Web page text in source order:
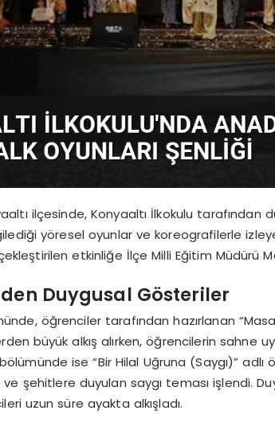
ilçesinde, Konyaaltı İlkokulu tarafından
yöresel oyunlar ve koreografilerle
etkinliğe İlçe Milli Eğitim Müdürü
Duygusal Gösteriler
öğrenciler tarafından hazırlanan
büyük alkış alırken, öğrencilerin sahne
ise “Bir Hilal Uğruna (Saygı)”
ve şehitlere duyulan saygı teması işlendi.
uzun süre ayakta alkışladı.